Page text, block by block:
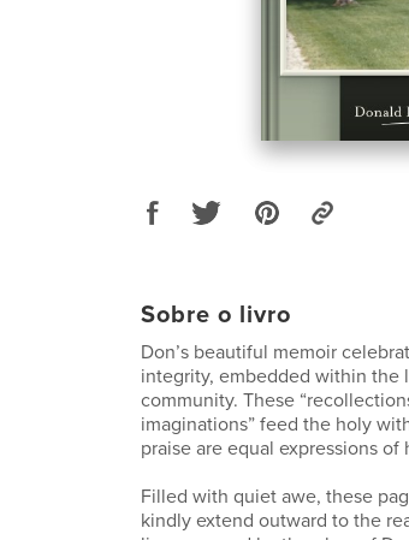
Sobre o livro
Don’s beautiful memoir
integrity, embedded within the
community. These
imaginations” feed the holy
praise are equal expressions of
Filled with quiet awe, these
kindly extend outward to the